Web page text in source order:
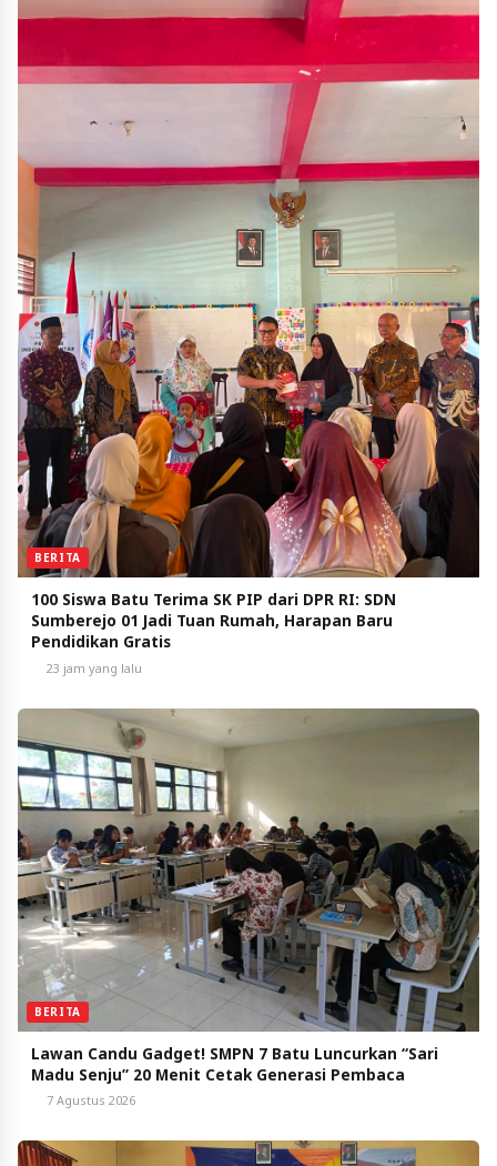
BERITA
100 Siswa Batu Terima SK PIP dari DPR RI: SDN
Sumberejo 01 Jadi Tuan Rumah, Harapan Baru
Pendidikan Gratis
23 jam yang lalu
BERITA
Lawan Candu Gadget! SMPN 7 Batu Luncurkan “Sari
Madu Senju” 20 Menit Cetak Generasi Pembaca
7 Agustus 2026